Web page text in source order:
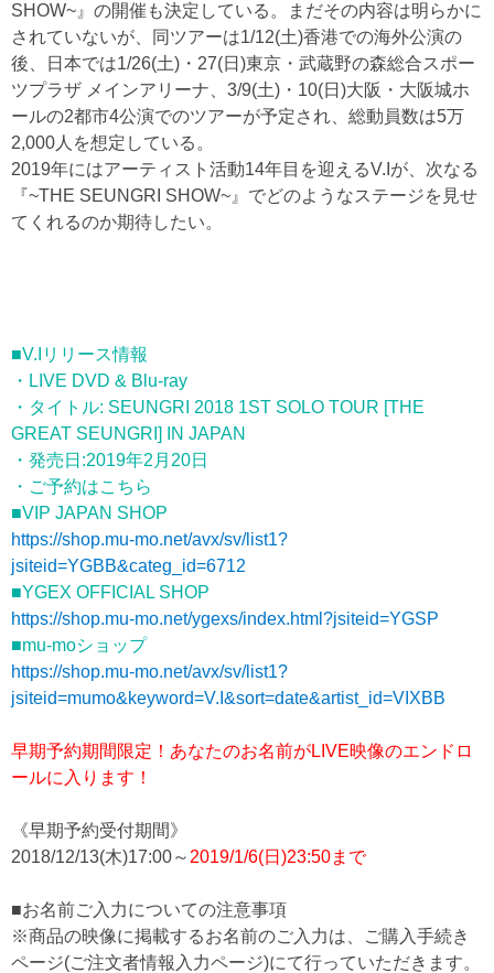
SHOW~』の開催も決定している。まだその内容は明らかに
されていないが、同ツアーは1/12(土)香港での海外公演の
後、日本では1/26(土)・27(日)東京・武蔵野の森総合スポー
ツプラザ メインアリーナ、3/9(土)・10(日)大阪・大阪城ホ
ールの2都市4公演でのツアーが予定され、総動員数は5万
2,000人を想定している。
2019年にはアーティスト活動14年目を迎えるV.Iが、次なる
『~THE SEUNGRI SHOW~』でどのようなステージを見せ
てくれるのか期待したい。
■V.Iリリース情報
・LIVE DVD & Blu-ray
・タイトル: SEUNGRI 2018 1ST SOLO TOUR [THE
GREAT SEUNGRI] IN JAPAN
・発売日:2019年2月20日
・ご予約はこちら
■VIP JAPAN SHOP
https://shop.mu-mo.net/avx/sv/list1?
jsiteid=YGBB&categ_id=6712
■YGEX OFFICIAL SHOP
https://shop.mu-mo.net/ygexs/index.html?jsiteid=YGSP
■mu-moショップ
https://shop.mu-mo.net/avx/sv/list1?
jsiteid=mumo&keyword=V.I&sort=date&artist_id=VIXBB
早期予約期間限定！あなたのお名前がLIVE映像のエンドロ
ールに入ります！
《早期予約受付期間》
2018/12/13(木)17:00～ 2019/1/6(日)23:50まで
■お名前ご入力についての注意事項
※商品の映像に掲載するお名前のご入力は、ご購入手続き
ページ(ご注文者情報入力ページ)にて行っていただきます。